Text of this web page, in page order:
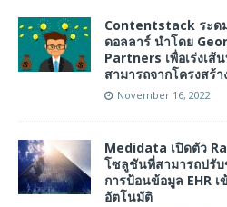
Contentstack ระด
ดอลลาร์ นำโดย
Partners เพื่อเร่งเส้
สามารถจากโครงสร้
November 16, 2022
Medidata เปิดตัว
โซลูชันที่สามารถปรั
การป้อนข้อมูล EHR เ
อัตโนมัติ